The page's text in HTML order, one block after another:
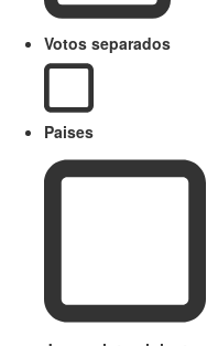
Votos separados
Paises